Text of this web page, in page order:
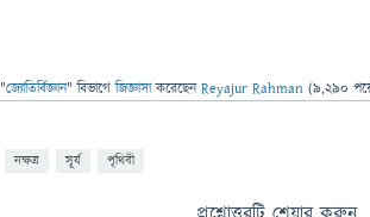
"জ্যোতির্বিজ্ঞান" বিভাগে জিজ্ঞাসাকরেছেনReyajur Rahman (9,290
নক্ষত্র সূর্য পৃথিবী